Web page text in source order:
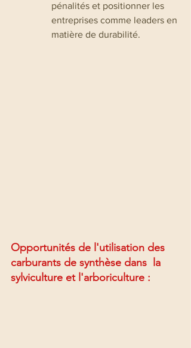
pénalités et positionner les
entreprises comme leaders en
matière de durabilité.
Opportunités de l'utilisation des
carburants de synthèse dans  la
sylviculture et l'arboriculture :